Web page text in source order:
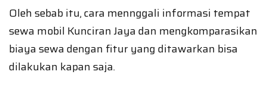
Oleh sebab itu, cara mennggali informasi tempat
sewa mobil Kunciran Jaya dan mengkomparasikan
biaya sewa dengan fitur yang ditawarkan bisa
dilakukan kapan saja.